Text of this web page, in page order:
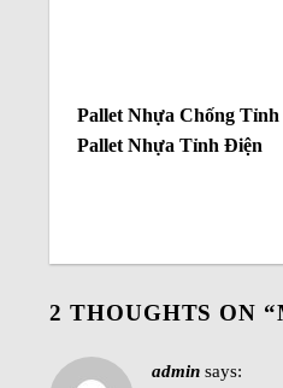
Pallet Nhựa Chống
Pallet Nhựa Tỉnh Điện
2 THOUGHTS ON “
admin says: